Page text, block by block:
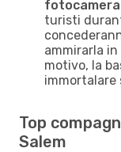
turisti
ammirarla
motivo, la
immortalare
Top
Salem